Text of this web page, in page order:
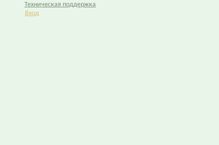
Техническая поддержка
Вход